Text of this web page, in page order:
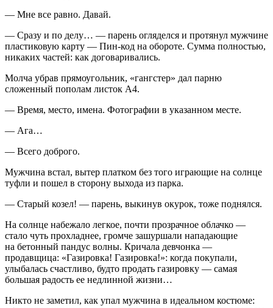
— Мне все равно. Давай.
— Сразу и по делу… — парень огляделся и протянул мужчине
пластиковую карту — Пин-код на обороте. Сумма полностью,
никаких частей: как договаривались.
Молча убрав прямоугольник, «гангстер» дал парню
сложенный пополам листок А4.
— Время, место, имена. Фотографии в указанном месте.
— Ага…
— Всего доброго.
Мужчина встал, вытер платком без того играющие на солнце
туфли и пошел в сторону выхода из парка.
— Старый козел! — парень, выкинув окурок, тоже поднялся.
На солнце набежало легкое, почти прозрачное облачко —
стало чуть прохладнее, громче зашуршали нападающие
на бетонный пандус волны. Кричала девчонка —
продавщица: «Газировка! Газировка!»: когда покупали,
улыбалась счастливо, будто продать газировку — самая
большая радость ее недлинной жизни…
Никто не заметил, как упал мужчина в идеальном костюме: